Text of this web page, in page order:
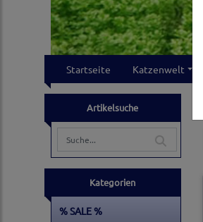
Startseite Katzenwelt
Artikelsuche
Kategorien
% SALE %